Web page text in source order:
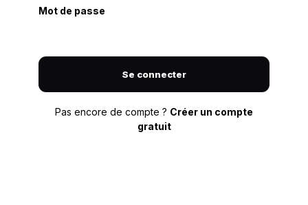
Mot de passe
Se connecter
Pas encore de compte ? Créer un compte
gratuit